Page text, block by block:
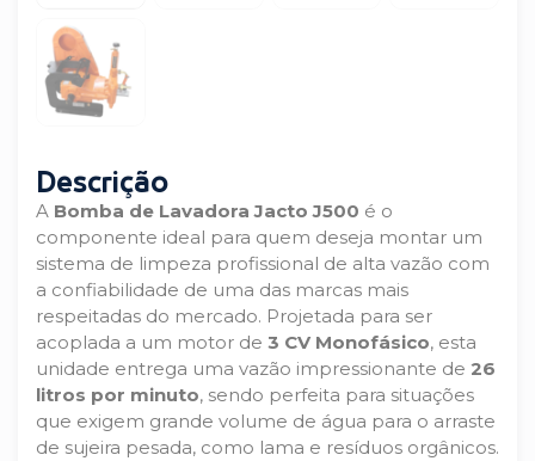
Descrição
A Bomba de Lavadora Jacto J500 é o
componente ideal para quem deseja montar um
sistema de limpeza profissional de alta vazão com
a confiabilidade de uma das marcas mais
respeitadas do mercado. Projetada para ser
acoplada a um motor de 3 CV Monofásico, esta
unidade entrega uma vazão impressionante de 26
litros por minuto, sendo perfeita para situações
que exigem grande volume de água para o arraste
de sujeira pesada, como lama e resíduos orgânicos.